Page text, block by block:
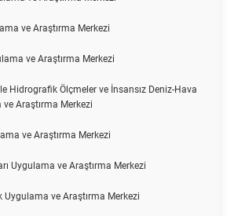
ve Araştırma Merkezi
ve Araştırma Merkezi
Hidrografik Ölçmeler ve İnsansız Deniz-Hava
Araştırma Merkezi
ve Araştırma Merkezi
Uygulama ve Araştırma Merkezi
Uygulama ve Araştırma Merkezi